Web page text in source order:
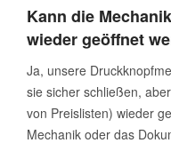
Kann die
wieder geöffnet
Ja, unsere
sie sicher schließen,
von Preislisten) wieder
Mechanik oder das